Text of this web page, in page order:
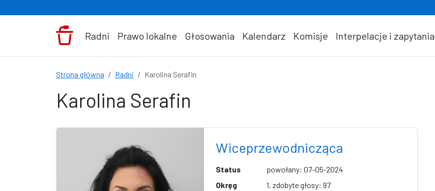
Radni Prawo lokalne Głosowania Kalendarz Komisje Interpelacje i zapytania
Strona główna Radni Karolina Serafin
Karolina Serafin
Wiceprzewodnicząca
Status
powołany: 07-05-2024
Okręg
1, zdobyte głosy: 97